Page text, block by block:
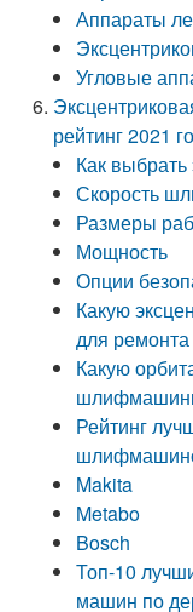
Аппараты
Угловые
рейтинг 2021
Как
Скорость
Размеры
Мощность
Опции
Какую
для
Какую
Рейтинг
Makita
Metabo
Bosch
Топ-10
машин по